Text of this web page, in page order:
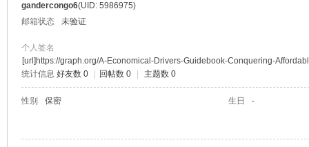
gandercongo6(UID: 5986975)
邮箱状态
未验证
个人签名
[url]https://graph.org/A-Economical-Drivers-Guidebook-Conquering-
统计信息 好友数 0 回帖数 0 主题数 0
性别 保密 生日 -